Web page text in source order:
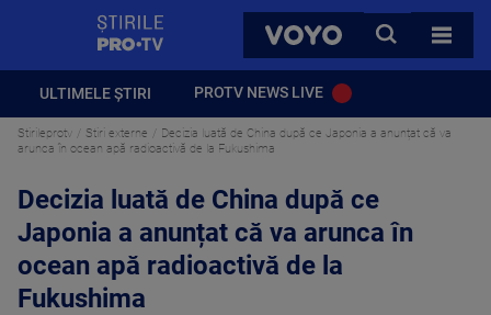
VOYO
CAUTA
TOATE
ULTIMELE ȘTIRI PROTV NEWS LIVE
Stirileprotv Stiri externe
Decizia luată de China după ce Japonia a anunțat că va
arunca în ocean apă radioactivă de la Fukushima
Decizia luată de China după ce
Japonia a anunțat că va arunca în
ocean apă radioactivă de la
Fukushima